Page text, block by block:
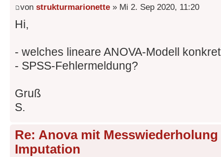
von strukturmarionette » Mi 2. Sep 2020, 11:20
Hi,
- welches lineare ANOVA-Modell
- SPSS-Fehlermeldung?
Gruß
S.
Re: Anova mit
Imputation